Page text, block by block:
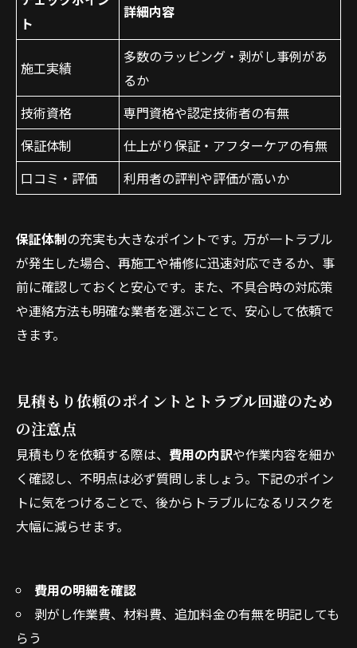
ト
詳細内容
施工実績
多数のラッピング・剥がし事例があ
るか
技術資格
専門資格や認定技術者の有無
保証体制
仕上がり保証・アフターケアの有無
口コミ・評価
利用者の評判や評価が高いか
保証体制の充実も大きなポイントです。万が一トラブル
が発生した場合、再施工や補修に迅速対応できるか、事
前に確認しておくと安心です。また、不具合時の対応策
や連絡方法も明確な業者を選ぶことで、安心して依頼で
きます。
見積もり依頼のポイントとトラブル回避のため
の注意点
見積もりを依頼する際は、 費用の内訳や作業内容を細か
く確認し、不明点は必ず質問しましょう。下記のポイン
トに気をつけることで、後からトラブルになるリスクを
大幅に減らせます。
費用の明細を確認
剥がし作業費、材料費、追加料金の有無を明記しても
らう